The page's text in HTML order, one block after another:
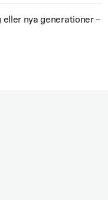
nya generationer –